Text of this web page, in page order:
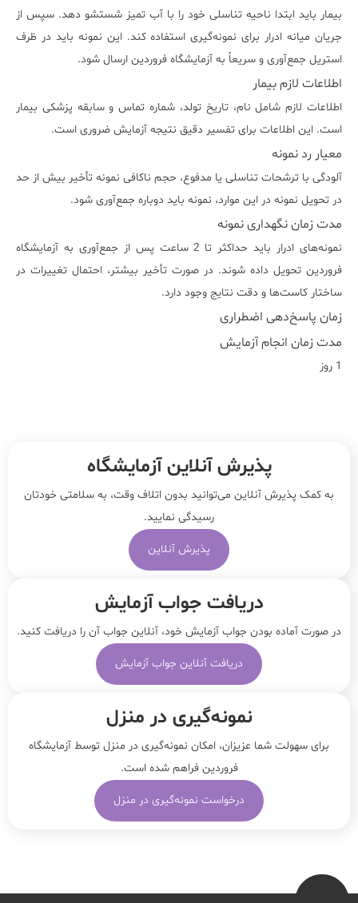
بیمار باید ابتدا ناحیه تناسلی خود را با آب تمیز شستشو دهد. سپس از
جریان میانه ادرار برای نمونه‌گیری استفاده کند. این نمونه باید در ظرف
استریل جمع‌آوری و سریعاً به آزمایشگاه فروردین ارسال شود.
اطلاعات لازم بیمار
اطلاعات لازم شامل نام، تاریخ تولد، شماره تماس و سابقه پزشکی بیمار
است. این اطلاعات برای تفسیر دقیق نتیجه آزمایش ضروری است.
معیار رد نمونه
آلودگی با ترشحات تناسلی یا مدفوع، حجم ناکافی نمونه تأخیر بیش از حد
در تحویل نمونه در این موارد، نمونه باید دوباره جمع‌آوری شود.
مدت زمان نگهداری نمونه
نمونه‌های ادرار باید حداکثر تا 2 ساعت پس از جمع‌آوری به آزمایشگاه
فروردین تحویل داده شوند. در صورت تأخیر بیشتر، احتمال تغییرات در
ساختار کاست‌ها و دقت نتایج وجود دارد.
زمان پاسخ‌دهی اضطراری
مدت زمان انجام آزمایش
1 روز
پذیرش آنلاین آزمایشگاه
به کمک پذیرش آنلاین می‌توانید بدون اتلاف وقت، به سلامتی خودتان
رسیدگی نمایید.
پذیرش آنلاین
دریافت جواب آزمایش
در صورت آماده بودن جواب آزمایش خود، آنلاین جواب‌ آن را دریافت کنید.
دریافت آنلاین جواب آزمایش
نمونه‌‌گیری در منزل
برای سهولت شما عزیزان، امکان نمونه‌گیری در منزل توسط آزمایشگاه
فروردین فراهم شده است.
درخواست نمونه‌گیری در منزل